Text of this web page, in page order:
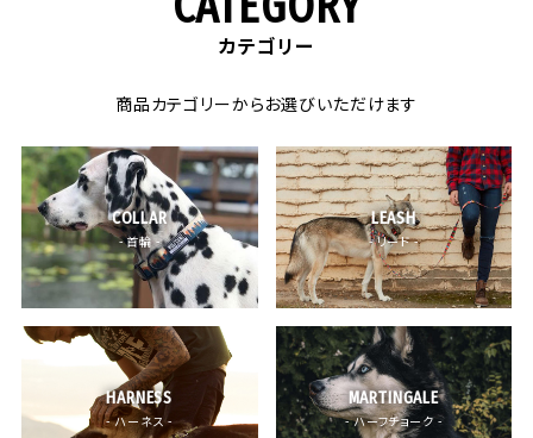
カテゴリー
商品カテゴリーからお選びいただけます
COLLAR
- 首輪 -
LEASH
- リード -
HARNESS
- ハーネス -
MARTINGALE
- ハーフチョーク -